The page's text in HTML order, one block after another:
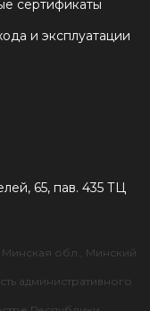
сертификаты
и эксплуатации
65, пав. 435 ТЦ
Минская обл., Минский
административного